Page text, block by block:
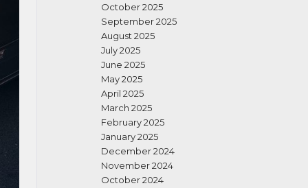
October 2025
September 2025
August 2025
July 2025
June 2025
May 2025
April 2025
March 2025
February 2025
January 2025
December 2024
November 2024
October 2024